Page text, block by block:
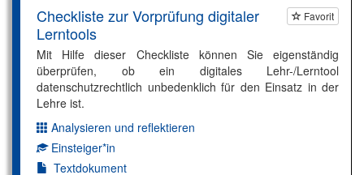
Favorit
Checkliste zur Vorprüfung digitaler
Lerntools
Mit Hilfe dieser Checkliste können Sie eigenständig
überprüfen, ob ein digitales Lehr-/Lerntool
datenschutzrechtlich unbedenklich für den Einsatz in der
Lehre ist.
Dimension:
Analysieren und reflektieren
Kompetenzniveau:
Einsteiger*in
Textdokument